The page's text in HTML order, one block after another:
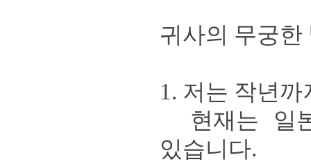
귀사의 무궁
1. 저는 작년
현재는 일
있습니다.